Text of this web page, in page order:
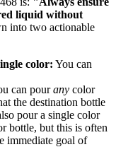
liquid without
into two actionable
color: You can
can pourany color
the destination bottle
pour a single color
bottle, but this is often
immediate goal of